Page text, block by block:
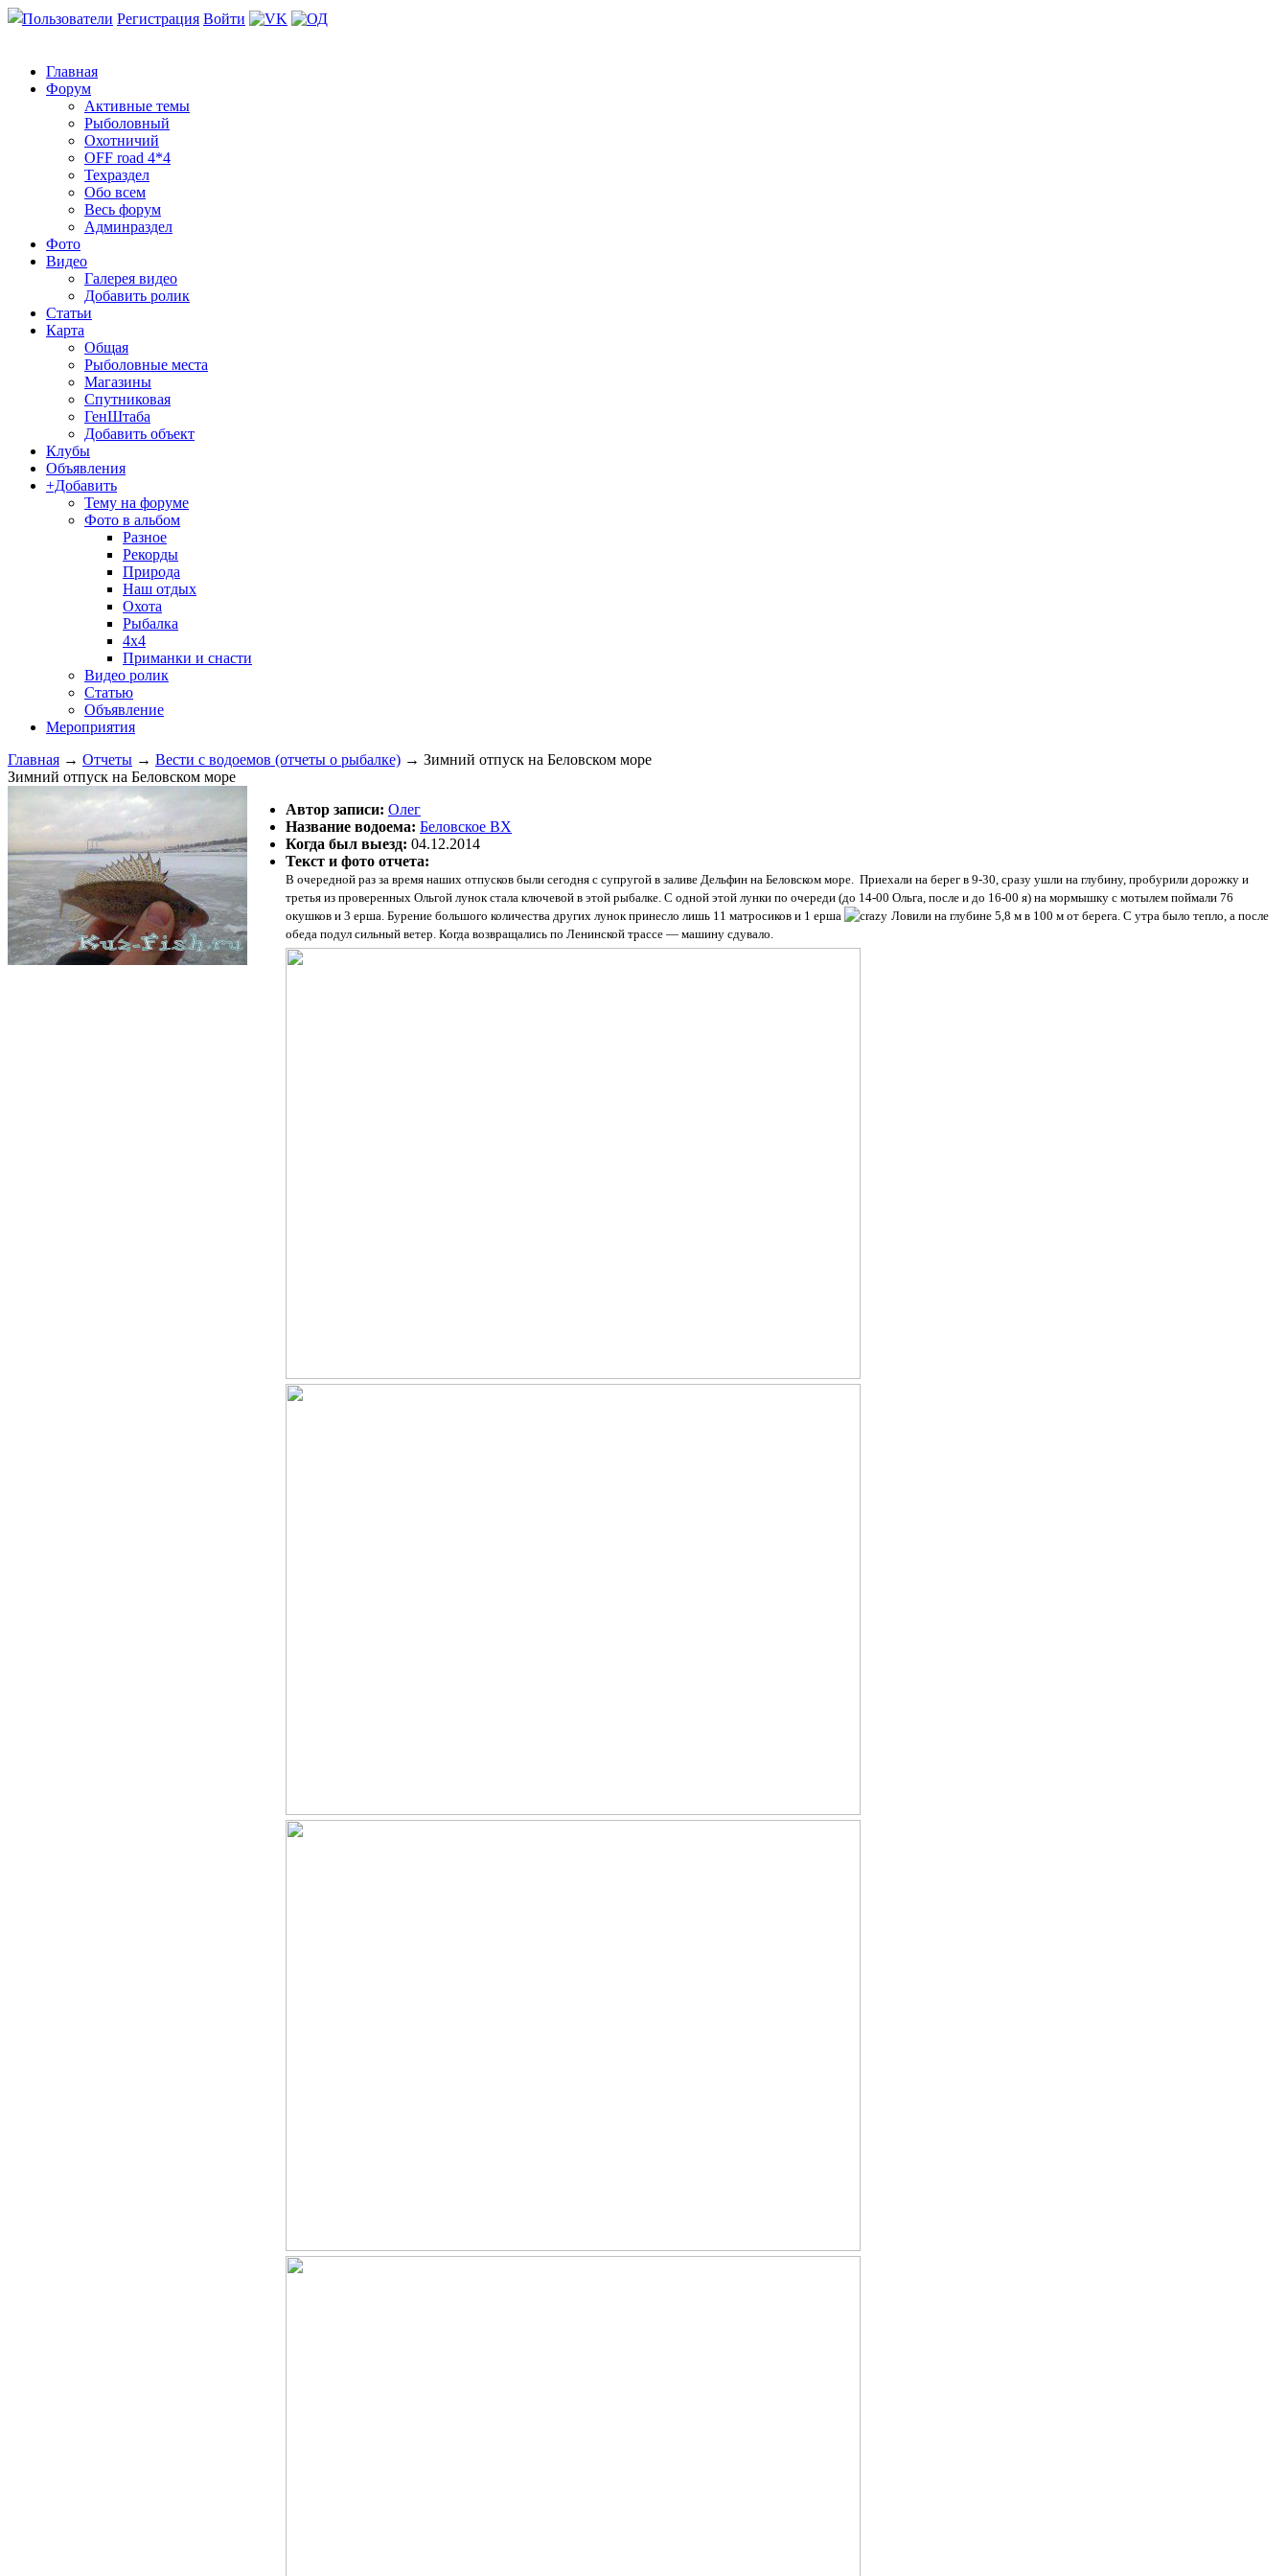
Пользователи Регистрация Войти
Главная
Форум
Активные темы
Рыболовный
Охотничий
OFF road 4*4
Техраздел
Обо всем
Весь форум
Админраздел
Фото
Видео
Галерея видео
Добавить ролик
Статьи
Карта
Общая
Рыболовные места
Магазины
Спутниковая
ГенШтаба
Добавить объект
Клубы
Объявления
+Добавить
Тему на форуме
Фото в альбом
Разное
Рекорды
Природа
Наш отдых
Охота
Рыбалка
4х4
Приманки и снасти
Видео ролик
Статью
Объявление
Мероприятия
Главная → Отчеты → Вести с водоемов (отчеты о рыбалке) → Зимний отпуск на Беловском море
Зимний отпуск на Беловском море
Автор записи: Олег
Название водоема: Беловское ВХ
Когда был выезд: 04.12.2014
Текст и фото отчета:
В очередной раз за время наших отпусков были сегодня с супругой в заливе Дельфин на Беловском море. Приехали на берег в 9-30, сразу ушли на глубину, пробурили дорожку и
третья из проверенных Ольгой лунок стала ключевой в этой рыбалке. С одной этой лунки по очереди (до 14-00 Ольга, после и до 16-00 я) на мормышку с мотылем поймали 76
окушков и 3 ерша. Бурение большого количества других лунок принесло лишь 11 матросиков и 1 ерша
Ловили на глубине 5,8 м в 100 м от берега. С утра было тепло, а после
обеда подул сильный ветер. Когда возвращались по Ленинской трассе — машину сдувало.